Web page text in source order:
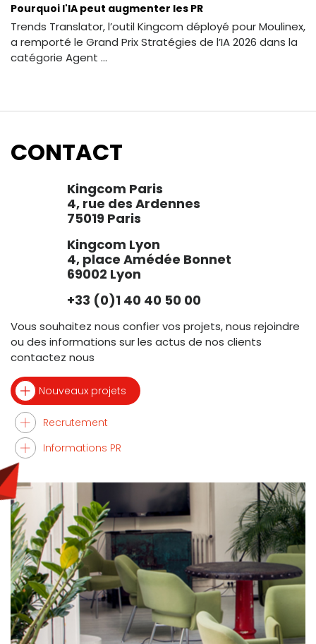
Pourquoi l'IA peut augmenter les PR
Trends Translator, l’outil Kingcom déployé pour Moulinex,
a remporté le Grand Prix Stratégies de l’IA 2026 dans la
catégorie Agent ...
CONTACT
Kingcom Paris
4, rue des Ardennes
75019 Paris
Kingcom Lyon
4, place Amédée Bonnet
69002 Lyon
+33 (0)1 40 40 50 00
Vous souhaitez nous confier vos projets, nous rejoindre
ou des informations sur les actus de nos clients
contactez nous
Nouveaux projets
Recrutement
Informations PR